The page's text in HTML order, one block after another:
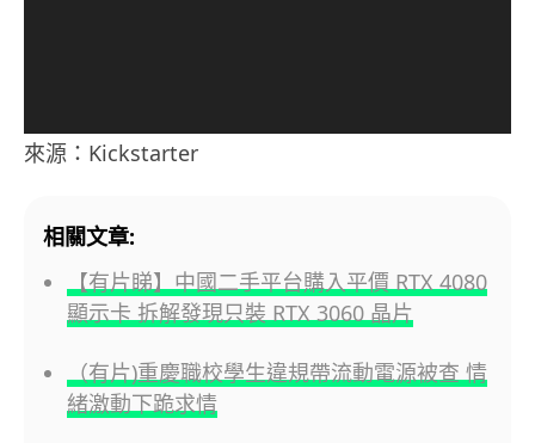
來源：Kickstarter
相關文章:
【有片睇】中國二手平台購入平價 RTX 4080
顯示卡 拆解發現只裝 RTX 3060 晶片
（有片)重慶職校學生違規帶流動電源被查 情
緒激動下跪求情